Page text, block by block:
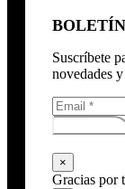
Suscríbete
novedades
Subscribirse
×
Gracias por